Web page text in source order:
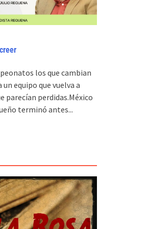
los que cambian
equipo que vuelva a
parecían perdidas.México
terminó antes...